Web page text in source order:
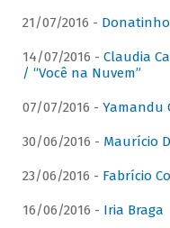
21/07/2016 - Donatinho
14/07/2016 - Claudia
/ “Você na Nuvem”
07/07/2016 - Yamandu
30/06/2016 - Maurício
23/06/2016 - Fabrício
16/06/2016 - Iria Braga